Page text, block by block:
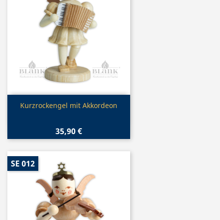
Vorschau
Kurzrockengel mit Akkordeon
35,90 €
SE 012